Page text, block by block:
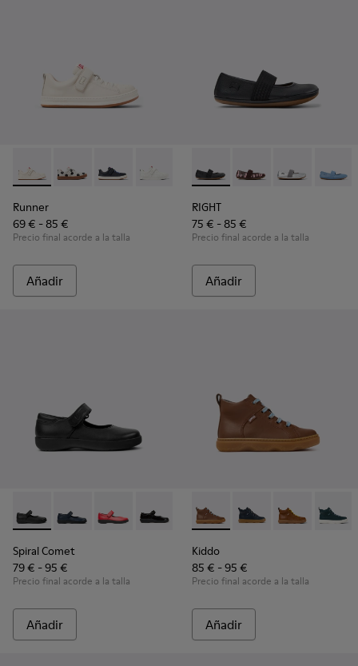
Runner - K800247-030 - Zapatillas blancas de piel para
Runner - K800247-031
Runner - K800247-028
Runner - K800247-024
Runner - K800247-021
Runner
69 € - 85 €
Precio final acorde a la talla
Añadir
RIGHT - 80025-053 -
RIGHT - 80025-160
RIGHT -
RIGHT
75 € - 85 €
Precio final acorde a la talla
Añadir
Spiral Comet - 80356-003 - Zapatos de piel negros para
Spiral Comet - 80356-031 - Zapatos de piel azules
Spiral Comet - 80356-030
Spiral Comet - 80356-028
Spiral Comet
79 € - 95 €
Precio final acorde a la talla
Añadir
Kiddo - K900189-028 -
Kiddo - K900189-
Kiddo -Kiddo
Kiddo
85 € - 95 €
Precio final acorde a la talla
Añadir